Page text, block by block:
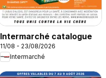
Intermarché catalogue
11/08 - 23/08/2026
Intermarché